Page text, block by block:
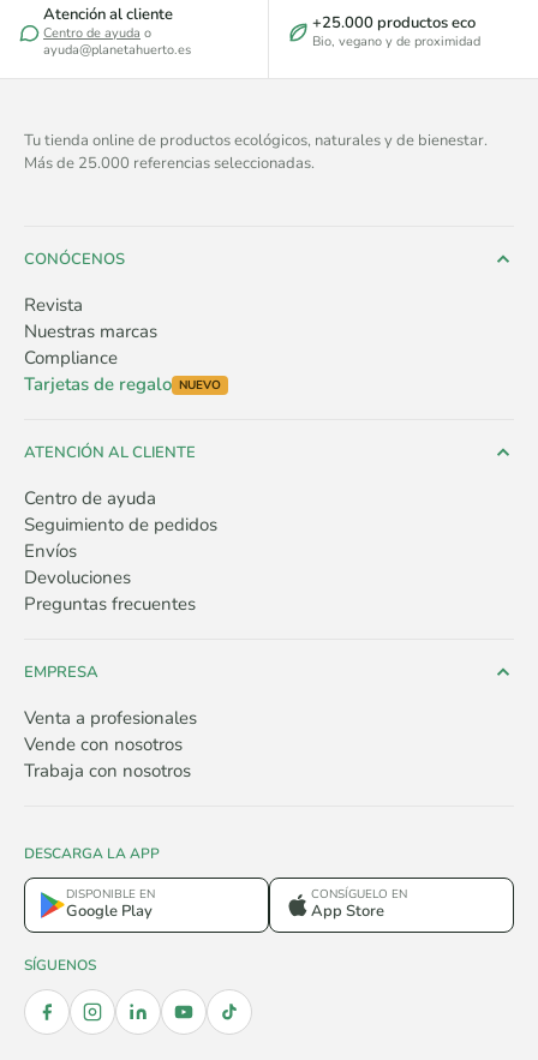
Atención al cliente
Centro de ayuda o
ayuda@planetahuerto.es
+25.000 productos eco
Bio, vegano y de proximidad
Tu tienda online de productos ecológicos, naturales y de bienestar.
Más de 25.000 referencias seleccionadas.
CONÓCENOS
Revista
Nuestras marcas
Compliance
Tarjetas de regalo NUEVO
ATENCIÓN AL CLIENTE
Centro de ayuda
Seguimiento de pedidos
Envíos
Devoluciones
Preguntas frecuentes
EMPRESA
Venta a profesionales
Vende con nosotros
Trabaja con nosotros
DESCARGA LA APP
DISPONIBLE EN
Google Play
CONSÍGUELO EN
App Store
SÍGUENOS